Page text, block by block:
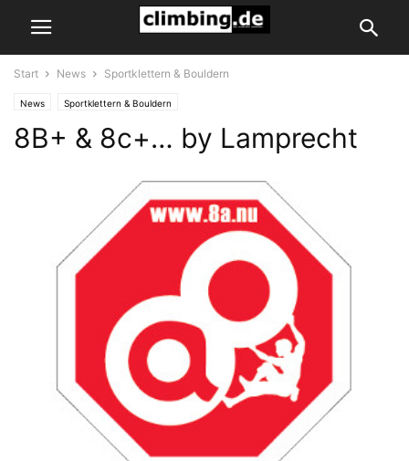
Start News Sportklettern & Bouldern
News Sportklettern & Bouldern
8B+ & 8c+… by Lamprecht